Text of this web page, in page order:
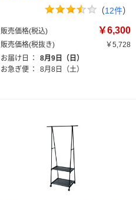
（12件）
販売価格(税込) ￥6,300
販売価格(税抜き)
￥5,728
お届け日
：
8月9日（日）
お急ぎ便 ： 8月8日（土）